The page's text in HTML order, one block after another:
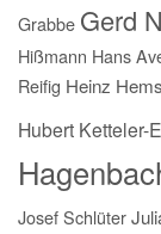
Grabbe Gerd
Hißmann Hans
Reifig Heinz
Hubert Ketteler-
Josef Schlüter